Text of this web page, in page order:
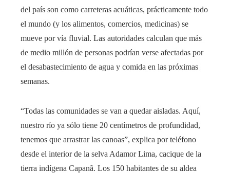
del país son como carreteras acuáticas, prácticamente todo
el mundo (y los alimentos, comercios, medicinas) se
mueve por vía fluvial. Las autoridades calculan que más
de medio millón de personas podrían verse afectadas por
el desabastecimiento de agua y comida en las próximas
semanas.
“Todas las comunidades se van a quedar aisladas. Aquí,
nuestro río ya sólo tiene 20 centímetros de profundidad,
tenemos que arrastrar las canoas”, explica por teléfono
desde el interior de la selva Adamor Lima, cacique de la
tierra indígena Capanã. Los 150 habitantes de su aldea